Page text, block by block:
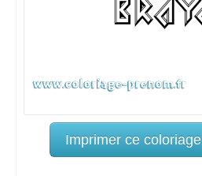
Imprimer ce coloriage